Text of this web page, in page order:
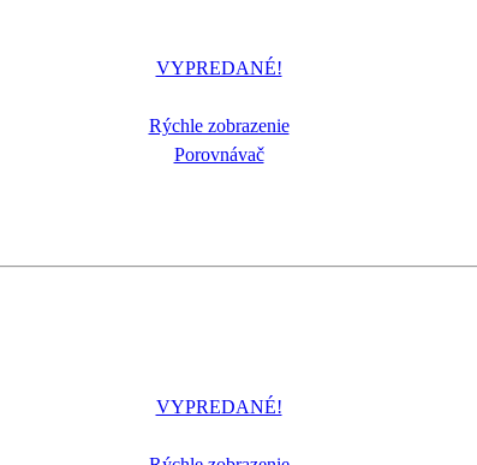
VYPREDANÉ!
Rýchle zobrazenie
Porovnávač
VYPREDANÉ!